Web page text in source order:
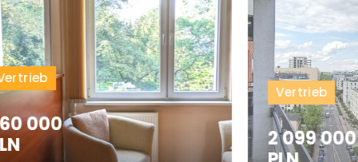
000
Vertrieb
2 099 000